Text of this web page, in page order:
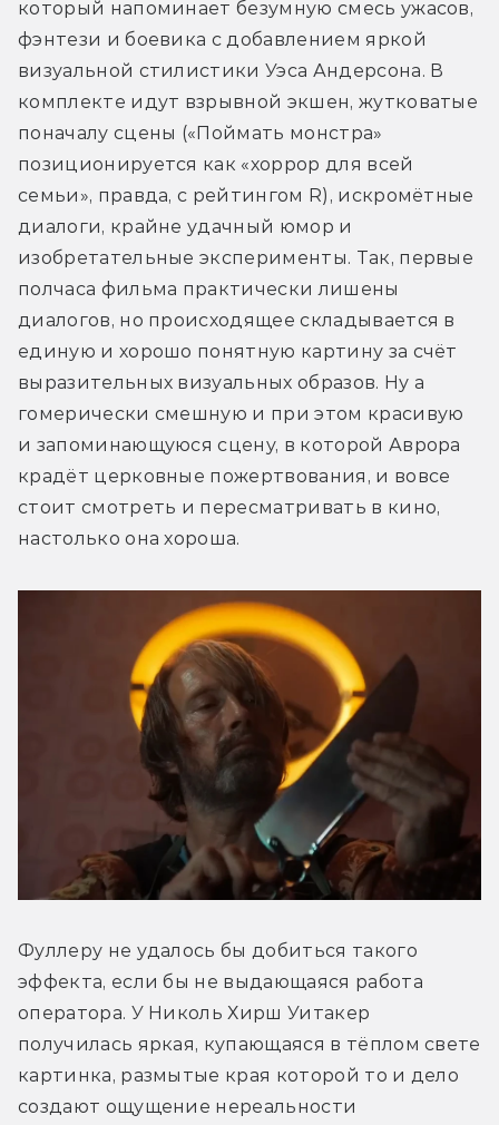
который напоминает безумную смесь ужасов,
фэнтези и боевика с добавлением яркой
визуальной стилистики Уэса Андерсона. В
комплекте идут взрывной экшен, жутковатые
поначалу сцены («Поймать монстра»
позиционируется как «хоррор для всей
семьи», правда, с рейтингом R), искромётные
диалоги, крайне удачный юмор и
изобретательные эксперименты. Так, первые
полчаса фильма практически лишены
диалогов, но происходящее складывается в
единую и хорошо понятную картину за счёт
выразительных визуальных образов. Ну а
гомерически смешную и при этом красивую
и запоминающуюся сцену, в которой Аврора
крадёт церковные пожертвования, и вовсе
стоит смотреть и пересматривать в кино,
настолько она хороша.
Фуллеру не удалось бы добиться такого
эффекта, если бы не выдающаяся работа
оператора. У Николь Хирш Уитакер
получилась яркая, купающаяся в тёплом свете
картинка, размытые края которой то и дело
создают ощущение нереальности